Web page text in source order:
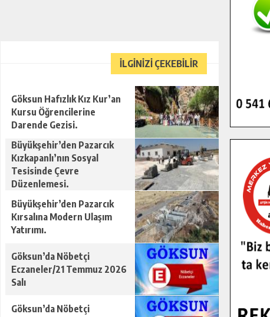
İLGİNİZİ ÇEKEBİLİR
Göksun Hafızlık Kız Kur’an
Kursu Öğrencilerine
Darende Gezisi.
Büyükşehir’den Pazarcık
Kızkapanlı’nın Sosyal
Tesisinde Çevre
Düzenlemesi.
Büyükşehir’den Pazarcık
Kırsalına Modern Ulaşım
Yatırımı.
Göksun’da Nöbetçi
Eczaneler/21 Temmuz 2026
Salı
Göksun’da Nöbetçi